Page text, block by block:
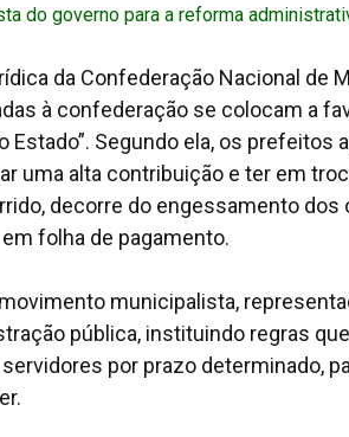
do governo para a reforma
da Confederação Nacional de
à confederação se colocam a
Estado”. Segundo ela, os
uma alta contribuição e ter em
decorre do engessamento
folha de pagamento.
municipalista,
pública, instituindo regras
por prazo determinado,